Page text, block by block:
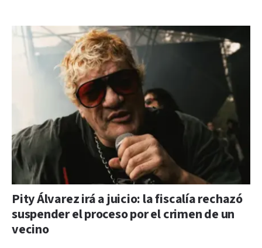
Pity Álvarez irá a juicio: la fiscalía rechazó
suspender el proceso por el crimen de un
vecino